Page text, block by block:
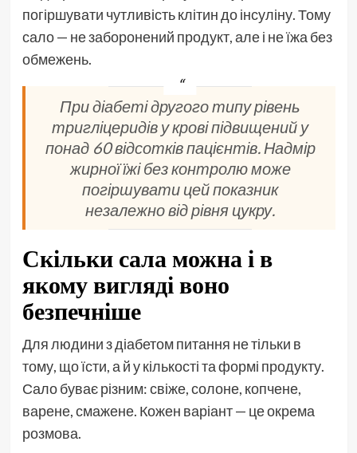
погіршувати чутливість клітин до інсуліну. Тому
сало — не заборонений продукт, але і не їжа без
обмежень.
При діабеті другого типу рівень
тригліцеридів у крові підвищений у
понад 60 відсотків пацієнтів. Надмір
жирної їжі без контролю може
погіршувати цей показник
незалежно від рівня цукру.
Скільки сала можна і в
якому вигляді воно
безпечніше
Для людини з діабетом питання не тільки в
тому, що їсти, а й у кількості та формі продукту.
Сало буває різним: свіже, солоне, копчене,
варене, смажене. Кожен варіант — це окрема
розмова.